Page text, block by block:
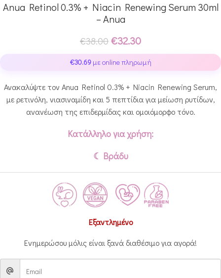
Anua Retinol 0.3% + Niacin Renewing Serum 30ml
– Anua
€38.00 €32.30
€30.69με online πληρωμή
Ανακαλύψτε τον Anua Retinol 0.3% + Niacin Renewing Serum,
με ρετινόλη, νιασιναμίδη και 5 πεπτίδια για μείωση ρυτίδων,
ανανέωση της επιδερμίδας και ομοιόμορφο τόνο.
Κατάλληλο για χρήση:
☾ Βράδυ
Εξαντλημένο
Ενημερώσου μόλις είναι ξανά διαθέσιμο για αγορά!